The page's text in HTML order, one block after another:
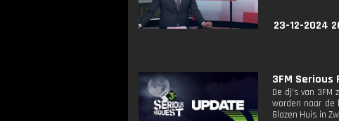
23-12-2024
3FM Serious
De dj's van 3FM
worden naar de
Glazen Huis in